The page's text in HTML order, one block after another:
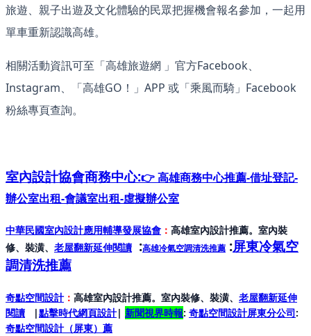
旅遊、親子出遊及文化體驗的民眾把握機會報名參加，一起用
單車重新認識高雄。
相關活動資訊可至「高雄旅遊網 」官方Facebook、
Instagram、「高雄GO！」APP 或「乘風而騎」Facebook
粉絲專頁查詢。
室內設計協會商務中心:👉 高雄商務中心推薦-借址登記-
辦公室出租-會議室出租-虛擬辦公室
中華民國室內設計應用輔導發展協會 ： 高雄室內設計推薦。室內裝
修、裝潢、 老屋翻新延伸閱讀 :高雄冷氣空調清洗推薦 :屏東冷氣空
調清洗推薦
奇點空間設計： 高雄室內設計推薦。室內裝修、裝潢、 老屋翻新延伸
閱讀 |點擊時代網頁設計| 新聞視界時報: 奇點空間設計屏東分公司:
奇點空間設計（屏東） 薦